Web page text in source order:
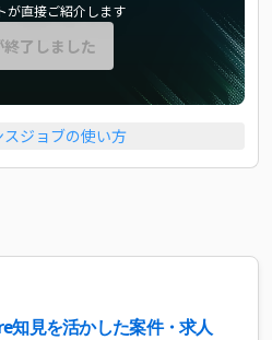
が直接ご紹介します
終了しました
スジョブの使い方
知見を活かした案件・求人